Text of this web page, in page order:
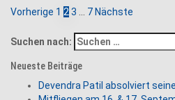
Vorherige 1 23 … 7 Nächste
Suchen nach:
Neueste Beiträge
Devendra Patil absolviert